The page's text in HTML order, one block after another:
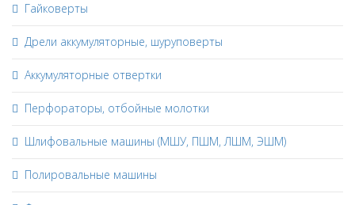
Гайковерты
Дрели аккумуляторные, шуруповерты
Аккумуляторные отвертки
Перфораторы, отбойные молотки
Шлифовальные машины (МШУ, ПШМ, ЛШМ, ЭШМ)
Полировальные машины